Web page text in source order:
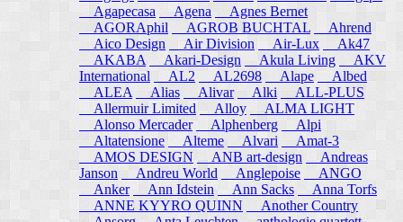
Agapecasa
Agena
Agnes Bernet
AGORAphil
AGROB BUCHTAL
Ahrend
Aico Design
Air Division Air-Lux
Ak47
AKABA
Akari-Design Akula Living
AKV
International
AL2 AL2698 Alape
Albed
ALEA
Alias Alivar Alki
ALL-PLUS
Allermuir Limited
Alloy
ALMA LIGHT
Alonso Mercader
Alphenberg
Alpi
Altatensione
Alteme Alvari
Amat-3
AMOS DESIGN
ANB art-design
Andreas
Janson
Andreu World Anglepoise
ANGO
Anker
Ann Idstein Ann Sacks
Anna Torfs
ANNE KYYRO QUINN
Another Country